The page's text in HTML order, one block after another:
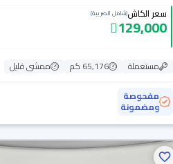
سعر الكاش(شامل الضريبة)
129,000
مستعملة 65,176 كم
ممشى قليل
مفحوصة
ومضمونة